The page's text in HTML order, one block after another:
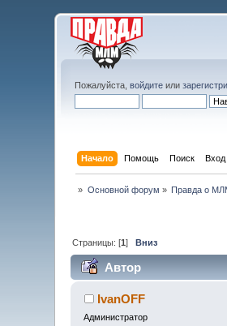
Пожалуйста,войдите или
Начало Помощь Поиск Вход
» Основной форум » Правда о
Страницы: [1]Вниз
Автор
IvanOFF
Администратор